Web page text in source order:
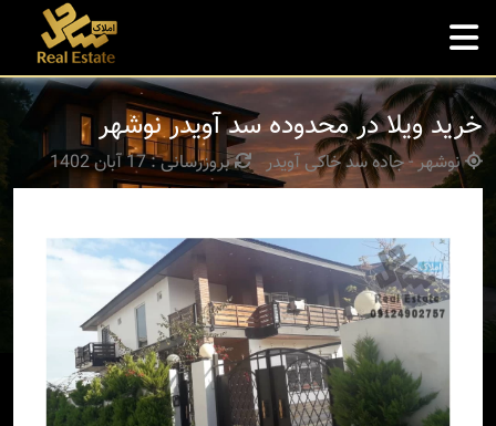
خرید ویلا در محدوده سد آویدر نوشهر
نوشهر - جاده سد خاکی آویدر بروزرسانی : 17 آبان 1402